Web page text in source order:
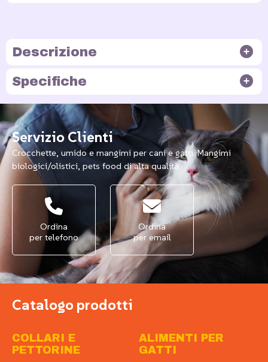
Descrizione
Specifiche
Servizio Clienti
Crocchette, umido e mangimi per cani e gatti. Mangimi
biologici/olistici, pets food di alta qualità.
Ordina
per telefono
Ordina
per email
Catalogo prodotti
COLLARI E
PETTORINE
ALIMENTI PER
GATTI